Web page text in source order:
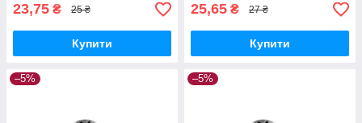
23,75 ₴ 25 ₴
Купити
25,65 ₴ 27 ₴
Купити
–5% –5%